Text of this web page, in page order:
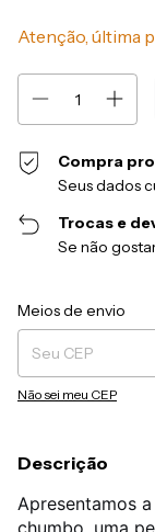
Atenção, última
Compra
Seus dados
Trocas e
Se não
Entregas para o CEP:
Meios de envio
Não sei meu CEP
Descrição
Apresentamos